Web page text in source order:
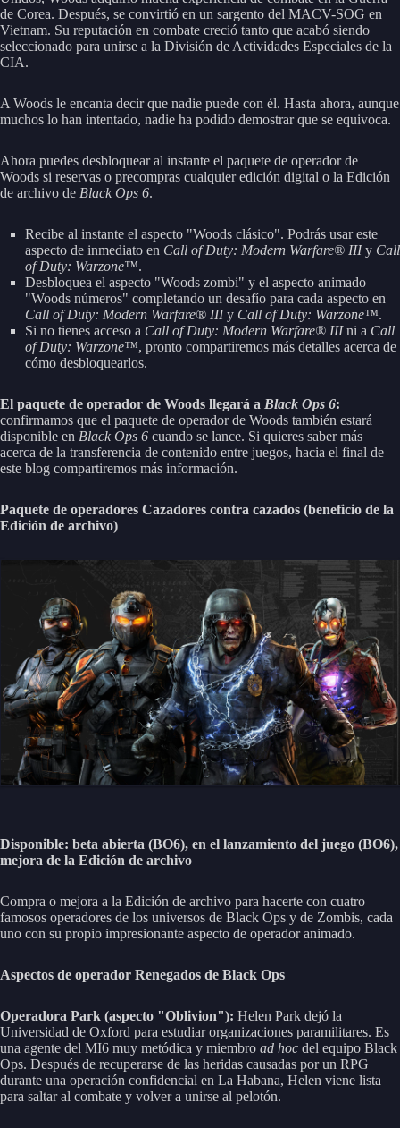
de Corea. Después, se convirtió en un sargento del MACV-SOG en
Vietnam. Su reputación en combate creció tanto que acabó siendo
seleccionado para unirse a la División de Actividades Especiales de la
CIA.
A Woods le encanta decir que nadie puede con él. Hasta ahora, aunque
muchos lo han intentado, nadie ha podido demostrar que se equivoca.
Ahora puedes desbloquear al instante el paquete de operador de
Woods si reservas o precompras cualquier edición digital o la Edición
de archivo de Black Ops 6.
Recibe al instante el aspecto "Woods clásico". Podrás usar este
aspecto de inmediato en Call of Duty: Modern Warfare® IIIy Call
of Duty: Warzone™.
Desbloquea el aspecto "Woods zombi" y el aspecto animado
"Woods números" completando un desafío para cada aspecto en
Call of Duty: Modern Warfare® IIIy Call of Duty: Warzone™.
Si no tienes acceso a Call of Duty: Modern Warfare® IIIni a Call
of Duty: Warzone™, pronto compartiremos más detalles acerca de
cómo desbloquearlos.
El paquete de operador de Woods llegará a Black Ops 6:
confirmamos que el paquete de operador de Woods también estará
disponible en Black Ops 6 cuando se lance. Si quieres saber más
acerca de la transferencia de contenido entre juegos, hacia el final de
este blog compartiremos más información.
Paquete de operadores Cazadores contra cazados (beneficio de la
Edición de archivo)
Disponible: beta abierta (BO6), en el lanzamiento del juego (BO6),
mejora de la Edición de archivo
Compra o mejora a la Edición de archivo para hacerte con cuatro
famosos operadores de los universos de Black Ops y de Zombis, cada
uno con su propio impresionante aspecto de operador animado.
Aspectos de operador Renegados de Black Ops
Operadora Park (aspecto "Oblivion"): Helen Park dejó la
Universidad de Oxford para estudiar organizaciones paramilitares. Es
una agente del MI6 muy metódica y miembro ad hoc del equipo Black
Ops. Después de recuperarse de las heridas causadas por un RPG
durante una operación confidencial en La Habana, Helen viene lista
para saltar al combate y volver a unirse al pelotón.